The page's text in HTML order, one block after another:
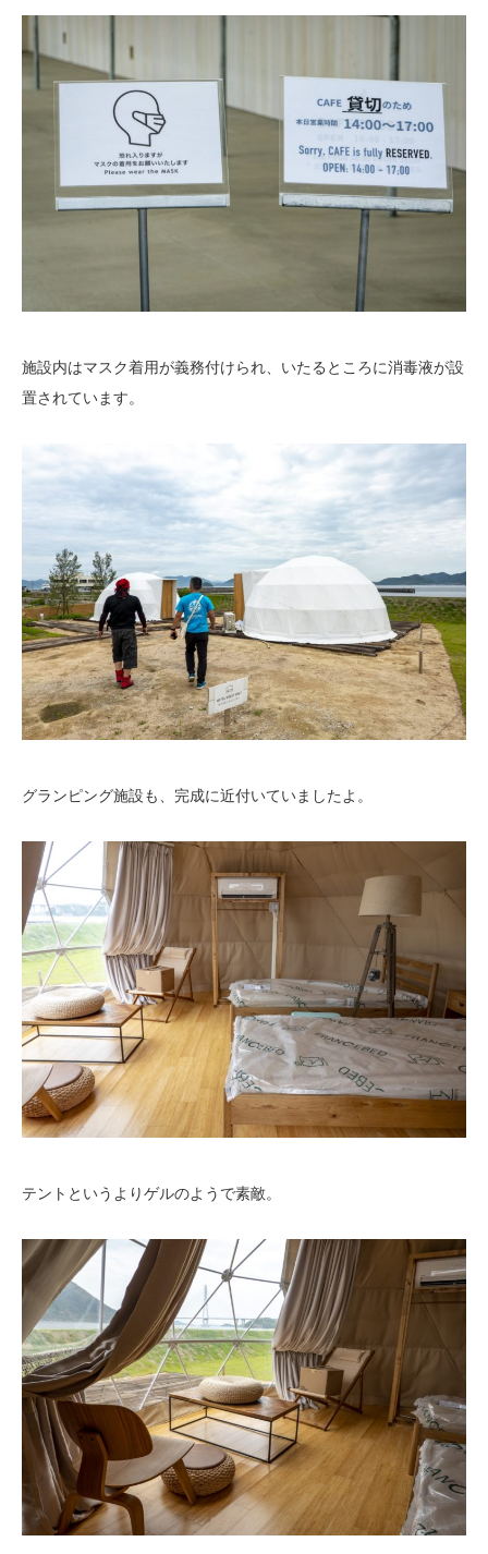
施設内はマスク着用が義務付けられ、いたるところに消毒液が設
置されています。
グランピング施設も、完成に近付いていましたよ。
テントというよりゲルのようで素敵。